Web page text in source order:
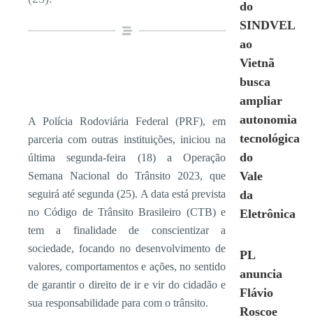
A Polícia Rodoviária Federal (PRF), em
parceria com outras instituições, iniciou na
última segunda-feira (18) a Operação
Semana Nacional do Trânsito 2023, que
seguirá até segunda (25). A data está prevista
no Código de Trânsito Brasileiro (CTB) e
tem a finalidade de conscientizar a
sociedade, focando no desenvolvimento de
valores, comportamentos e ações, no sentido
de garantir o direito de ir e vir do cidadão e
sua responsabilidade para com o trânsito.
do
SINDVEL
ao
Vietnã
busca
ampliar
autonomia
tecnológica
do
Vale
da
Eletrônica
PL
anuncia
Flávio
Roscoe